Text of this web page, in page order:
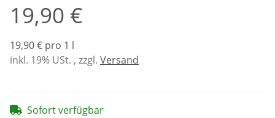
19,90 €
19,90 € pro 1 l
inkl. 19% USt. , zzgl. Versand
Sofort verfügbar